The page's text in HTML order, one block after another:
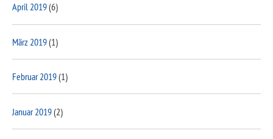
April 2019(6)
März 2019(1)
Februar 2019(1)
Januar 2019(2)